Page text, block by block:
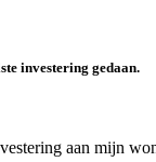
investering gedaan.
aan mijn